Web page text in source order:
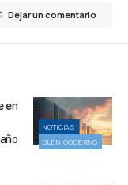
Dejar un comentario
NOTICIAS
BUEN GOBIERNO
en